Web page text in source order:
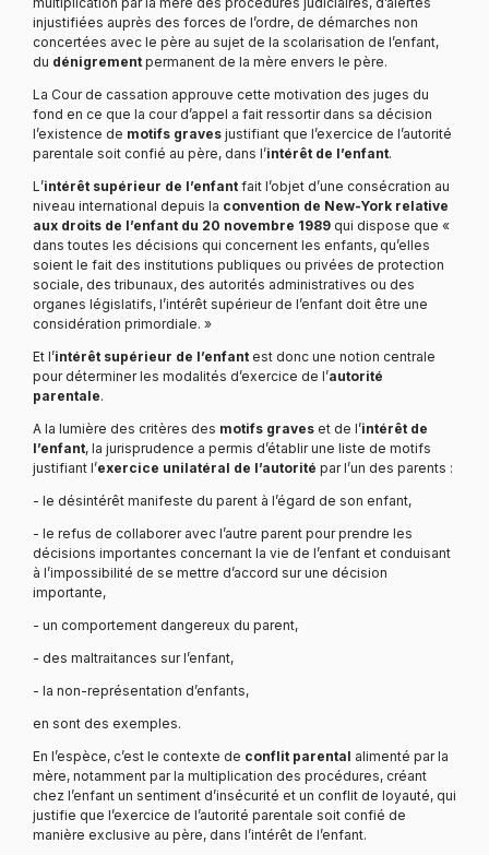
injustifiées auprès des forces de l’ordre, de démarches non
concertées avec le père au sujet de la scolarisation de l’enfant,
du dénigrementpermanent de la mère envers le père.
La Cour de cassation approuve cette motivation des juges du
fond en ce que la cour d’appel a fait ressortir dans sa décision
l’existence de motifs gravesjustifiant que l’exercice de l’autorité
parentale soit confié au père, dans l’intérêt de l’enfant.
L’intérêt supérieur de l’enfantfait l’objet d’une consécration au
niveau international depuis la convention de New-York relative
aux droits de l’enfant du 20 novembre 1989qui dispose que «
dans toutes les décisions qui concernent les enfants, qu’elles
soient le fait des institutions publiques ou privées de protection
sociale, des tribunaux, des autorités administratives ou des
organes législatifs, l’intérêt supérieur de l’enfant doit être une
considération primordiale. »
Et l’intérêt supérieur de l’enfantest donc une notion centrale
pour déterminer les modalités d’exercice de l’autorité
parentale.
A la lumière des critères des motifs graveset de l’intérêt de
l’enfant, la jurisprudence a permis d’établir une liste de motifs
justifiant l’exercice unilatéral de l’autorité par l’un des parents :
- le désintérêt manifeste du parent à l’égard de son enfant,
- le refus de collaborer avec l’autre parent pour prendre les
décisions importantes concernant la vie de l’enfant et conduisant
à l’impossibilité de se mettre d’accord sur une décision
importante,
- un comportement dangereux du parent,
- des maltraitances sur l’enfant,
- la non-représentation d’enfants,
en sont des exemples.
En l’espèce, c’est le contexte de conflit parental alimenté par la
mère, notamment par la multiplication des procédures, créant
chez l’enfant un sentiment d’insécurité et un conflit de loyauté, qui
justifie que l’exercice de l’autorité parentale soit confié de
manière exclusive au père, dans l’intérêt de l’enfant.